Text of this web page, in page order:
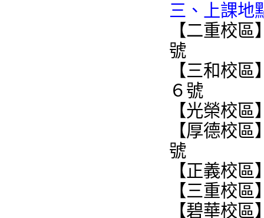
三、上課地
【二重校
號
【三和校
６號
【光榮校
【厚德校
號
【正義校
【三重校
【碧華校